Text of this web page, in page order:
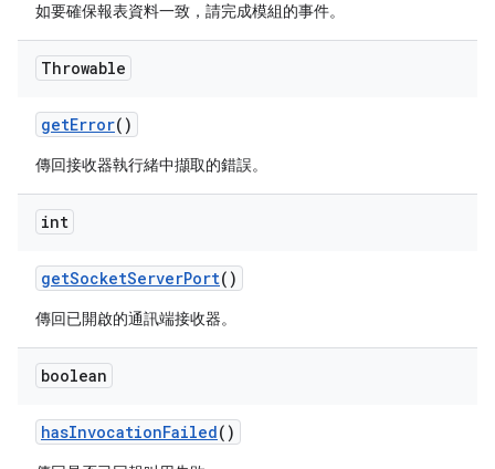
如要確保報表資料一致，請完成模組的事件。
Throwable
getError()
傳回接收器執行緒中擷取的錯誤。
int
getSocketServerPort()
傳回已開啟的通訊端接收器。
boolean
hasInvocationFailed()